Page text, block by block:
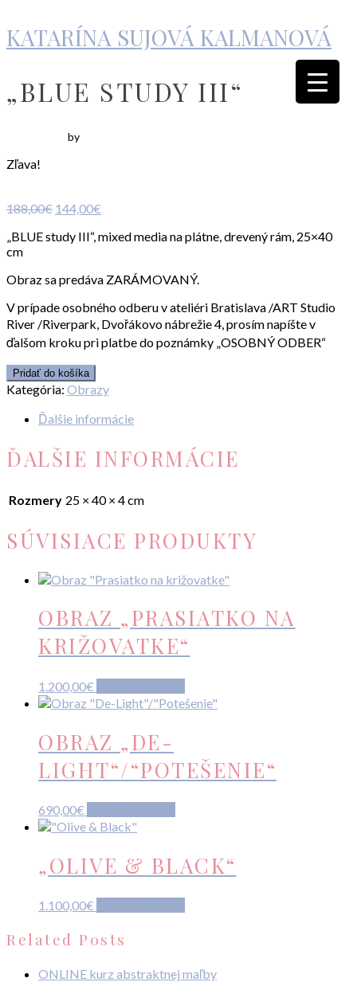
KATARÍNA SUJOVÁ KALMANOVÁ
„BLUE STUDY III“
by
Zľava!
188,00€ Pôvodná
bola:
144,00€
je:
„BLUE study III“, mixed media na plátne, drevený rám, 25×40
cm
Obraz sa predáva ZARÁMOVANÝ.
V prípade osobného odberu v ateliéri Bratislava /ART Studio
River /Riverpark, Dvořákovo nábrežie 4, prosím napíšte v
ďalšom kroku pri platbe do poznámky „OSOBNÝ ODBER“
množstvo
"BLUE
study
Pridať do košíka
Kategória: Obrazy
Ďalšie informácie
ĎALŠIE INFORMÁCIE
Rozmery 25 × 40 × 4 cm
SÚVISIACE PRODUKTY
OBRAZ „PRASIATKO NA
KRIŽOVATKE“
1.200,00€
OBRAZ „DE-
LIGHT“/“POTEŠENIE“
690,00€
„OLIVE & BLACK“
1.100,00€
Related Posts
ONLINE kurz abstraktnej maľby